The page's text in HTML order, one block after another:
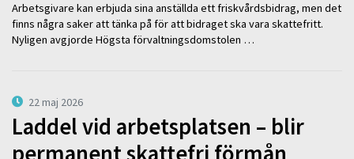
Arbetsgivare kan erbjuda sina anställda ett friskvårdsbidrag, men det
finns några saker att tänka på för att bidraget ska vara skattefritt.
Nyligen avgjorde Högsta förvaltningsdomstolen …
22 maj 2026
Laddel vid arbetsplatsen – blir
permanent skattefri förmån